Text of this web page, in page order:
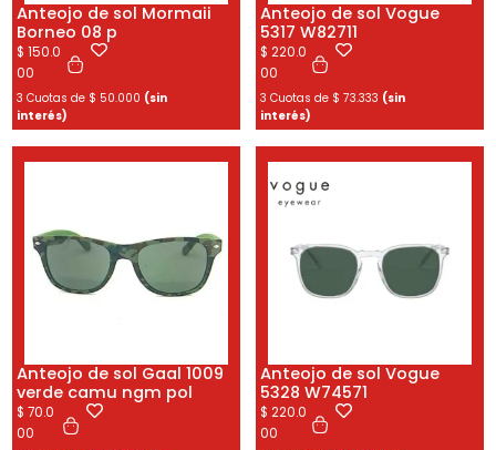
Anteojo de sol Mormaii
Borneo 08 p
$ 150.0
00
3 Cuotas de $ 50.000 (sin
interés)
Anteojo de sol Vogue
5317 W82711
$ 220.0
00
3 Cuotas de $ 73.333 (sin
interés)
Anteojo de sol Gaal 1009
verde camu ngm pol
$ 70.0
00
Anteojo de sol Vogue
5328 W74571
$ 220.0
00